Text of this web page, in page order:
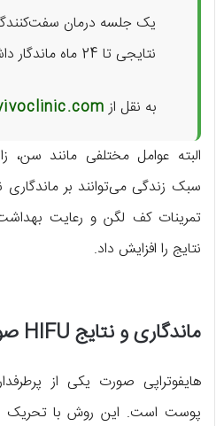
یک جلسه درمان
نتایجی تا 24 ماه ماندگار داشته باشد.
به نقل از
البته عوامل مختلفی مانند سن،
سبک زندگی می‌توانند بر ماندگاری
تمرینات کف لگن و رعایت
نتایج را افزایش داد.
ماندگاری و نتایج HIFU صورت
هایفوتراپی صورت یکی از
پوست است. این روش با تحریک